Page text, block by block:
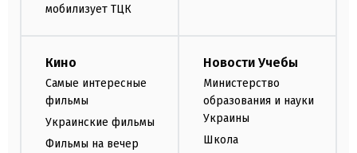
мобилизует ТЦК
Кино
Самые интересные
фильмы
Украинские фильмы
Фильмы на вечер
Новости Учебы
Министерство
образования и науки
Украины
Школа